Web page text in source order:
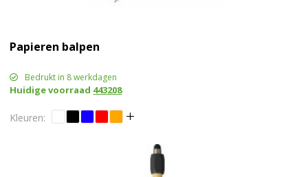
Papieren balpen
Bedrukt in 8 werkdagen
Huidige voorraad 443208